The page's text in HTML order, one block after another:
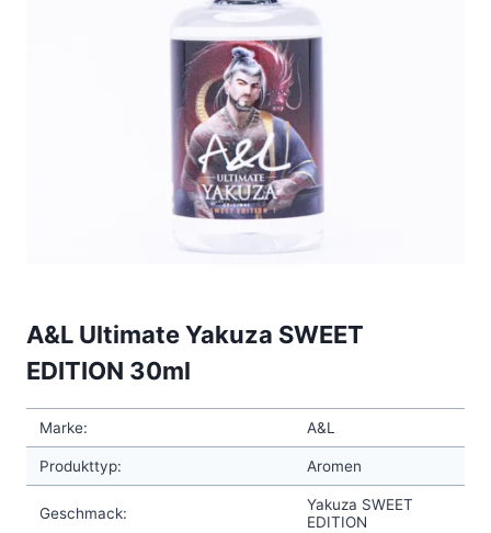
A&L Ultimate Yakuza SWEET
EDITION 30ml
Marke: A&L
Produkttyp: Aromen
Geschmack:
Yakuza SWEET
EDITION